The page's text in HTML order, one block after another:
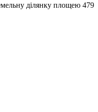
ділянку площею 479